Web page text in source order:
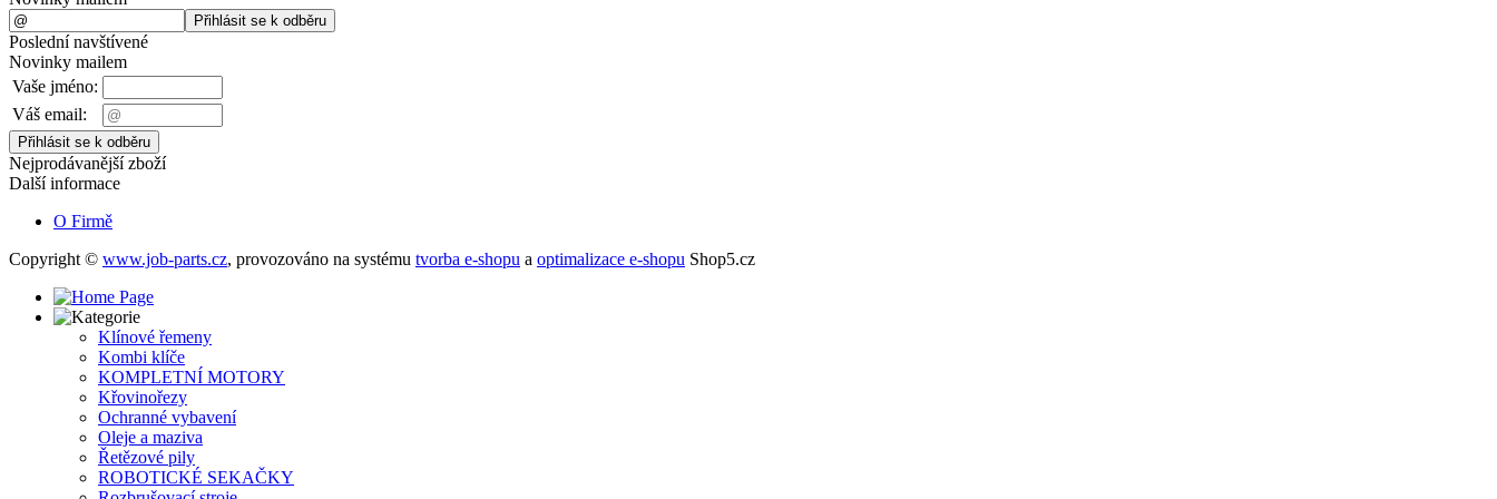
Poslední navštívené
Novinky mailem
Vaše jméno:
Váš email:
Nejprodávanější zboží
Další informace
O Firmě
Copyright © www.job-parts.cz, provozováno na systému tvorba e-shopu a optimalizace e-shopu Shop5.cz
Klínové řemeny
Kombi klíče
KOMPLETNÍ MOTORY
Křovinořezy
Ochranné vybavení
Oleje a maziva
Řetězové pily
ROBOTICKÉ SEKAČKY